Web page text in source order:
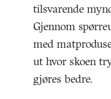
tilsvarende
Gjennom
med
ut hvor skoen
gjøres bedre.